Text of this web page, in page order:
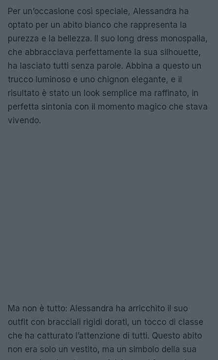
Per un’occasione così speciale, Alessandra ha
optato per un abito bianco che rappresenta la
purezza e la bellezza. Il suo long dress monospalla,
che abbracciava perfettamente la sua silhouette,
ha lasciato tutti senza parole. Abbina a questo un
trucco luminoso e uno chignon elegante, e il
risultato è stato un look semplice ma raffinato, in
perfetta sintonia con il momento magico che stava
vivendo.
Ma non è tutto: Alessandra ha arricchito il suo
outfit con bracciali rigidi dorati, un tocco di classe
che ha catturato l’attenzione di tutti. Questo abito
non era solo un vestito, ma un simbolo della sua